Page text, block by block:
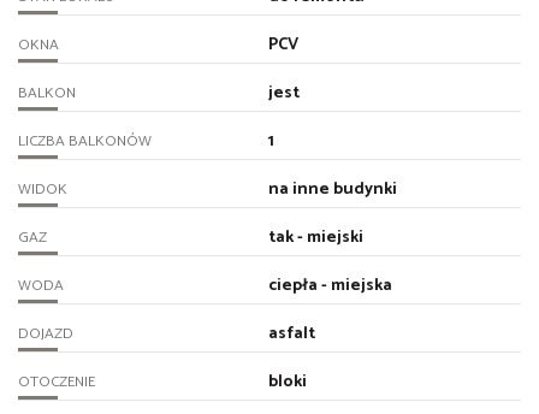
OKNA PCV
BALKON jest
LICZBA BALKONÓW 1
WIDOK na inne budynki
GAZ tak - miejski
WODA ciepła - miejska
DOJAZD asfalt
OTOCZENIE bloki